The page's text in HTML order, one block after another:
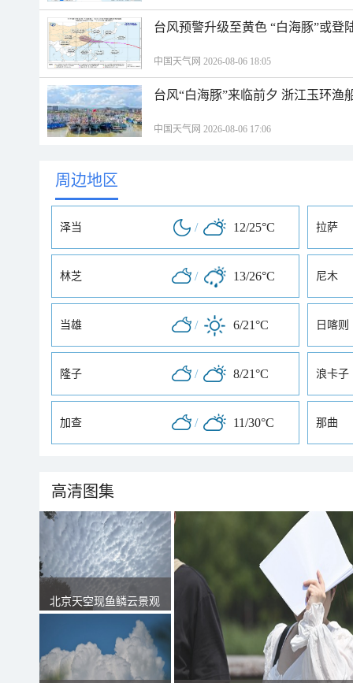
台风预警升级至黄色 “白海豚”或登
中国天气网 2026-08-06 18:05
台风“白海豚”来临前夕 浙江玉环渔
中国天气网 2026-08-06 17:06
周边地区
泽当 / 12/25°C 拉萨
林芝 / 13/26°C 尼木
当雄 / 6/21°C 日喀则
隆子 / 8/21°C 浪卡子
加查 / 11/30°C 那曲
高清图集
北京天空现鱼鳞云景观